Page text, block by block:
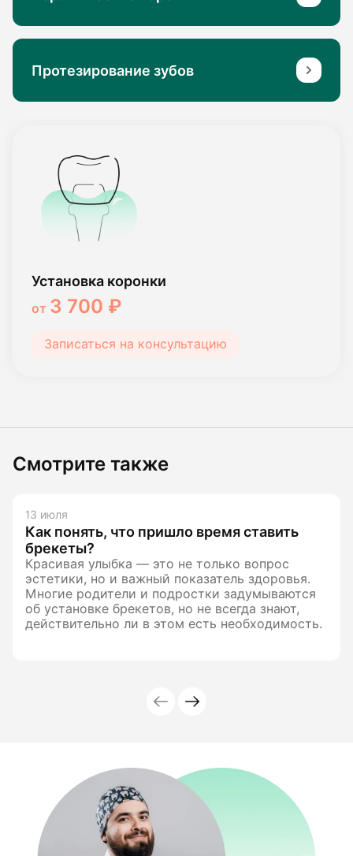
Протезирование зубов
Установка коронки
от 3 700 ₽
Записаться на консультацию
Смотрите также
13 июля
Как понять, что пришло время ставить
брекеты?
Красивая улыбка — это не только вопрос
эстетики, но и важный показатель здоровья.
Многие родители и подростки задумываются
об установке брекетов, но не всегда знают,
действительно ли в этом есть необходимость.